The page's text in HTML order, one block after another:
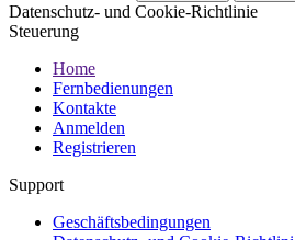
Datenschutz- und Cookie-Richtlinie
Steuerung
Home
Fernbedienungen
Kontakte
Anmelden
Registrieren
Support
Geschäftsbedingungen